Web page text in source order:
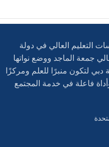
التعليم العالي في دولة
جمعة الماجد ووضع نواتها
حكومة دبي لتكون منبرًا للعلم ومركزًا
وأداة فاعلة في خدمة المجتمع